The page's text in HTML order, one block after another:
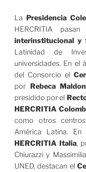
La Presidencia
HERCRITIA
interinstitucional y
Latinidad de
universidades. En el
del Consorcio el
por Rebeca
presidido por el
HERCRITIA
como otros
América Latina.
HERCRITIA Italia,
Chiurazzi y
UNED, destacan el